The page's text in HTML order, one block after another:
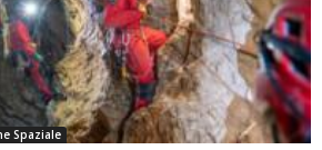
Spaziale